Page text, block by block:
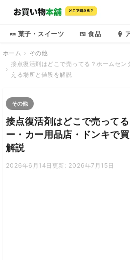
🍬 菓子・スイーツ 🍱 食品 🍦
ホーム
その他
接点復活剤はどこで売ってる？ホームセン
える場所と値段を解説
その他
接点復活剤はどこで売って
ー・カー用品店・ドンキで
解説
2026年6月14日 更新: 2026年7月15日